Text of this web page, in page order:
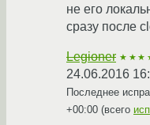
не его
сразу после
Legioner
24.06.2016
Последнее
+00:00 (всего